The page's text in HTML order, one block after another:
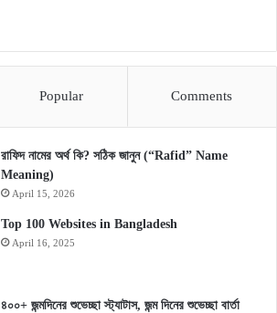
Popular Comments
রাফিদ নামের অর্থ কি? সঠিক জানুন (“Rafid” Name
Meaning)
April 15, 2026
Top 100 Websites in Bangladesh
April 16, 2025
৪০০+ জন্মদিনের শুভেচ্ছা স্ট্যাটাস, জন্ম দিনের শুভেচ্ছা বার্তা